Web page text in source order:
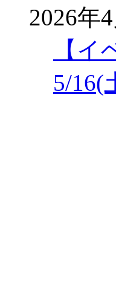
2026年
【
5/16(